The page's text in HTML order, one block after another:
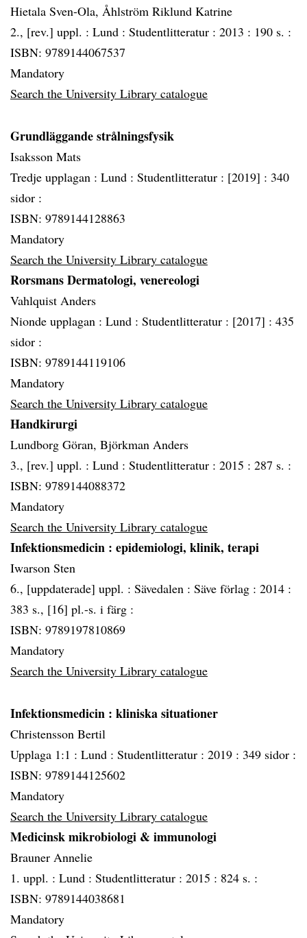
Hietala Sven-Ola, Åhlström Riklund Katrine
2., [rev.] uppl. : Lund : Studentlitteratur : 2013 : 190 s. :
ISBN: 9789144067537
Mandatory
Search the University Library catalogue
Grundläggande strålningsfysik
Isaksson Mats
Tredje upplagan : Lund : Studentlitteratur : [2019] : 340
sidor :
ISBN: 9789144128863
Mandatory
Search the University Library catalogue
Rorsmans Dermatologi, venereologi
Vahlquist Anders
Nionde upplagan : Lund : Studentlitteratur : [2017] : 435
sidor :
ISBN: 9789144119106
Mandatory
Search the University Library catalogue
Handkirurgi
Lundborg Göran, Björkman Anders
3., [rev.] uppl. : Lund : Studentlitteratur : 2015 : 287 s. :
ISBN: 9789144088372
Mandatory
Search the University Library catalogue
Infektionsmedicin : epidemiologi, klinik, terapi
Iwarson Sten
6., [uppdaterade] uppl. : Sävedalen : Säve förlag : 2014 :
383 s., [16] pl.-s. i färg :
ISBN: 9789197810869
Mandatory
Search the University Library catalogue
Infektionsmedicin : kliniska situationer
Christensson Bertil
Upplaga 1:1 : Lund : Studentlitteratur : 2019 : 349 sidor :
ISBN: 9789144125602
Mandatory
Search the University Library catalogue
Medicinsk mikrobiologi & immunologi
Brauner Annelie
1. uppl. : Lund : Studentlitteratur : 2015 : 824 s. :
ISBN: 9789144038681
Mandatory